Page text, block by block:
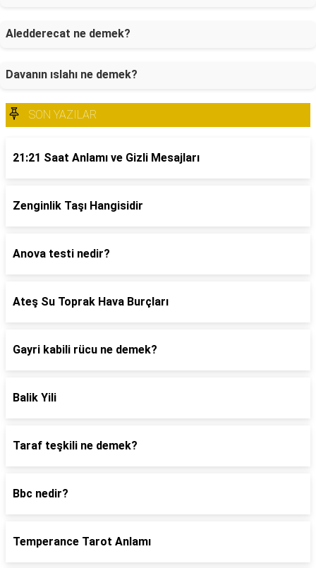
Aledderecat ne demek?
Davanın ıslahı ne demek?
SON YAZILAR
21:21 Saat Anlamı ve Gizli Mesajları
Zenginlik Taşı Hangisidir
Anova testi nedir?
Ateş Su Toprak Hava Burçları
Gayri kabili rücu ne demek?
Balik Yili
Taraf teşkili ne demek?
Bbc nedir?
Temperance Tarot Anlamı